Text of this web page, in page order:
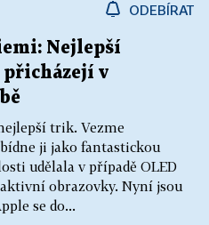
ODEBÍRAT
Nejlepší
v
trik. Vezme
ji jako fantastickou
udělala v případě OLED
obrazovky. Nyní jsou
se do...